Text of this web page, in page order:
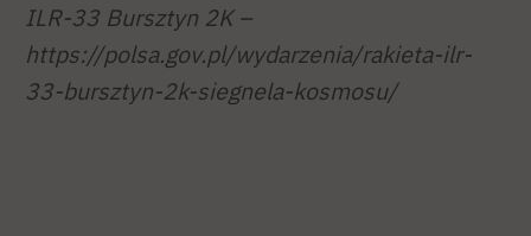
ILR-33 Bursztyn 2K –
https://polsa.gov.pl/wydarzenia/rakieta-ilr-
33-bursztyn-2k-siegnela-kosmosu/